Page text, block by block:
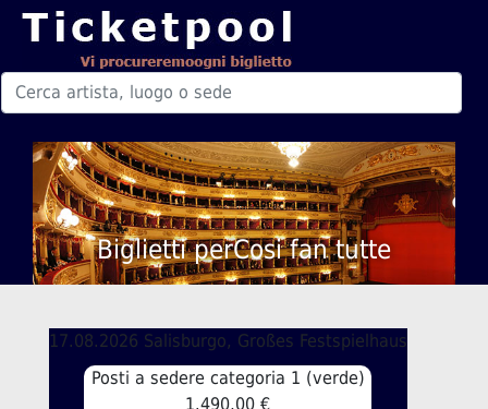
Biglietti perCosi fan tutte
17.08.2026 Salisburgo, Großes Festspielhaus
Posti a sedere categoria 1 (verde)
1.490,00 €